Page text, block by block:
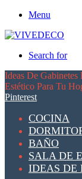
Menu
Search for
Ideas De
Estético Para Tu
Pinterest
COCINA
BAÑO
SALA DE
IDEAS DE